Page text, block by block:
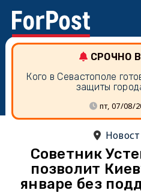
СРОЧНО
Кого в Севастополе
защиты
пт, 07/08/
Советник
позволит
январе без